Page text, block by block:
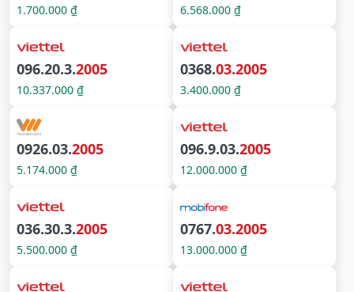
1.700.000 ₫ 6.568.000 ₫
096.20.3.2005
10.337.000 ₫
0368.03.2005
3.400.000 ₫
0926.03.2005
5.174.000 ₫
096.9.03.2005
12.000.000 ₫
036.30.3.2005
5.500.000 ₫
0767.03.2005
13.000.000 ₫